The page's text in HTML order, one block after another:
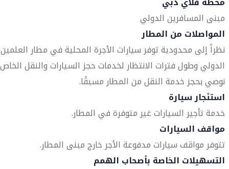
مبنى المسافرين الدولي
المواصلات من المطار
نظراً إلى محدودية توفر سيارات الأجرة المحلية في مطار العلمين
الدولي وطول فترات الانتظار لخدمات حجز السيارات والنقل
نوصي بحجز خدمة النقل من المطار مسبقًا.
استئجار سيارة
خدمة تأجير السيارات غير متوفرة في المطار.
مواقف السيارات
تتوفر مواقف سيارات مدفوعة الأجر خارج مبنى المطار.
التسهيلات الخاصة بأصحاب الهمم